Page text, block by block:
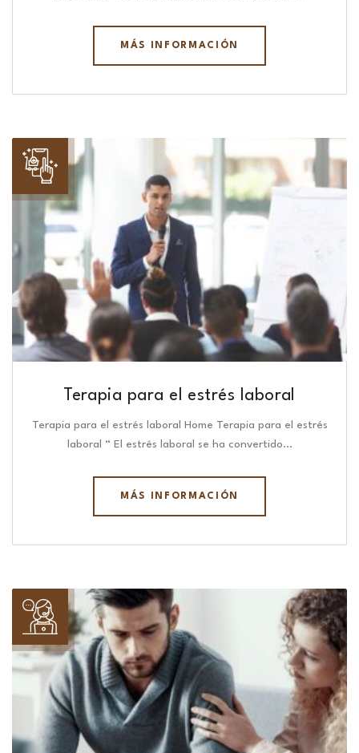
MÁS INFORMACIÓN
Terapia para el estrés laboral
Terapia para el estrés laboral Home Terapia para el estrés
laboral “ El estrés laboral se ha convertido…
MÁS INFORMACIÓN